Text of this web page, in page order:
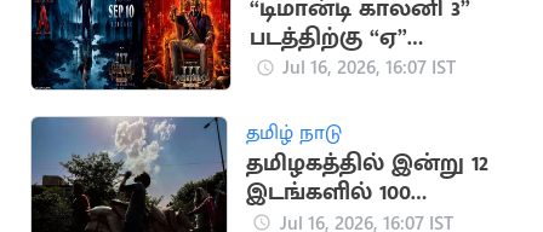
“டிமான்டி காலனி 3”
படத்திற்கு “ஏ”
சான்றிதழ் வழங்கிய
Jul 16, 2026, 16:07 IST
தமிழ் நாடு
தமிழகத்தில் இன்று 12
இடங்களில் 100
டிகிரியை தாண்டிய
Jul 16, 2026, 16:07 IST